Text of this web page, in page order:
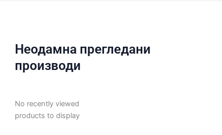
Неодамна прегледани
производи
No recently viewed
products to display